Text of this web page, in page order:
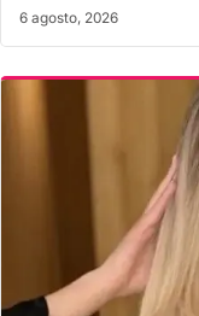
6 agosto, 2026